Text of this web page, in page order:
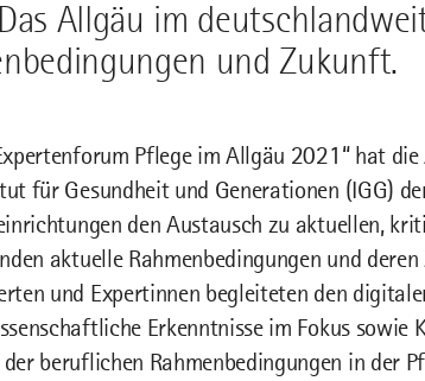
Allgäu im
und Zukunft.
Pflege im Allgäu 2021“ hat
für Gesundheit und Generationen (IGG)
den Austausch zu aktuellen,
aktuelle Rahmenbedingungen und
und Expertinnen begleiteten den
Erkenntnisse im Fokus sowie
beruflichen Rahmenbedingungen in der